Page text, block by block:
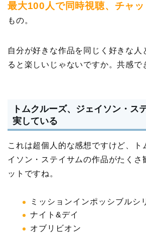
最大100人で同時視聴、チャッ
もの。
自分が好きな作品を同じく好きな人
ると楽しいじゃないですか。共感で
トムクルーズ、ジェイソン・ス
実している
これは超個人的な感想ですけど、ト
イソン・ステイサムの作品がたくさ
ットですね。
ミッションインポッシブルシ
ナイト&デイ
オブリビオン